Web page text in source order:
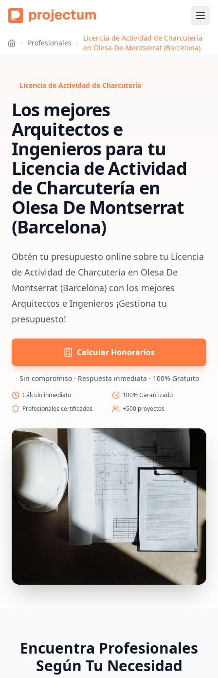
Profesionales
Licencia de Actividad de Charcutería
en Olesa-De-Montserrat (Barcelona)
Licencia de Actividad de Charcutería
Los mejores
Arquitectos e
Ingenieros para tu
Licencia de Actividad
de Charcutería en
Olesa De Montserrat
(Barcelona)
Obtén tu presupuesto online sobre tu Licencia
de Actividad de Charcutería en Olesa De
Montserrat (Barcelona) con los mejores
Arquitectos e Ingenieros ¡Gestiona tu
presupuesto!
Calcular Honorarios
Sin compromiso · Respuesta inmediata · 100% Gratuito
Cálculo inmediato
100% Garantizado
Profesionales certificados
+500 proyectos
Encuentra Profesionales
Según Tu Necesidad